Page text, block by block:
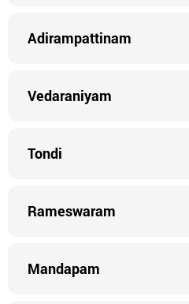
Adirampattinam
Vedaraniyam
Tondi
Rameswaram
Mandapam